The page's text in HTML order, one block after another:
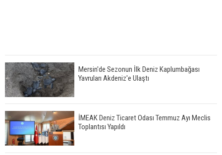
Mersin'de Sezonun İlk Deniz Kaplumbağası
Yavruları Akdeniz'e Ulaştı
İMEAK Deniz Ticaret Odası Temmuz Ayı Meclis
Toplantısı Yapıldı